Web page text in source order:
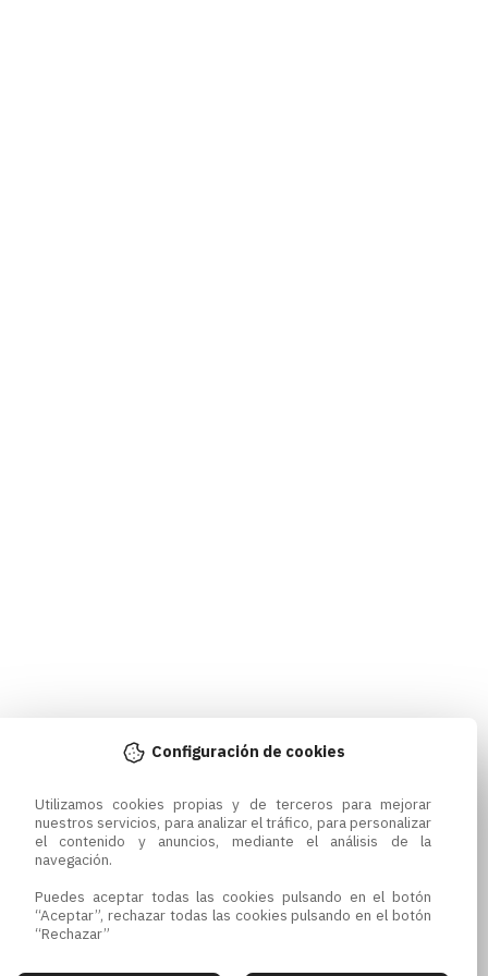
Configuración de cookies
Utilizamos cookies propias y de terceros para mejorar
nuestros servicios, para analizar el tráfico, para personalizar
el contenido y anuncios, mediante el análisis de la
navegación.
Puedes aceptar todas las cookies pulsando en el botón
“Aceptar”, rechazar todas las cookies pulsando en el botón
“Rechazar”